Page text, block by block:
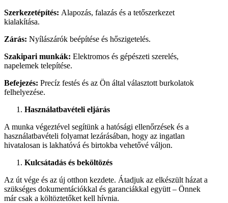
Szerkezetépítés: Alapozás, falazás és a tetőszerkezet
kialakítása.
Zárás: Nyílászárók beépítése és hőszigetelés.
Szakipari munkák: Elektromos és gépészeti szerelés,
napelemek telepítése.
Befejezés: Precíz festés és az Ön által választott burkolatok
felhelyezése.
Használatbavételi eljárás
A munka végeztével segítünk a hatósági ellenőrzések és a
használatbavételi folyamat lezárásában, hogy az ingatlan
hivatalosan is lakhatóvá és birtokba vehetővé váljon.
Kulcsátadás és beköltözés
Az út vége és az új otthon kezdete. Átadjuk az elkészült házat a
szükséges dokumentációkkal és garanciákkal együtt – Önnek
már csak a költöztetőket kell hívnia.